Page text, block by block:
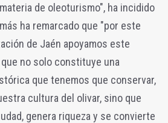
de oleoturismo", ha incidido
ha remarcado que "por este
de Jaén apoyamos este
no solo constituye una
que tenemos que conservar,
cultura del olivar, sino que
genera riqueza y se convierte